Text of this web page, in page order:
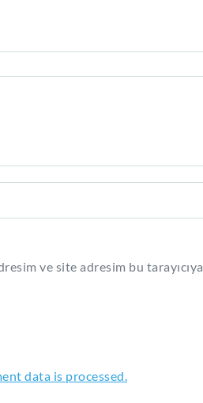
ve site adresim bu tarayıcıya
data is processed.